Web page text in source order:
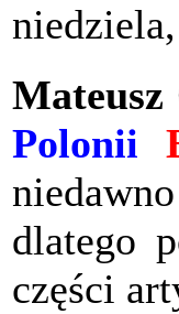
Polonii
dlatego
części